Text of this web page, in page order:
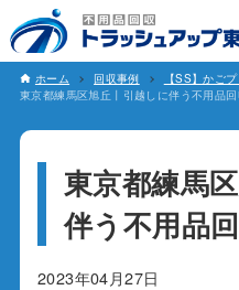
ホーム 回収事例
【SS】かご
東京都練馬区旭丘丨引越しに伴う不用品回
東京都練馬
伴う不用品
2023年04月27日